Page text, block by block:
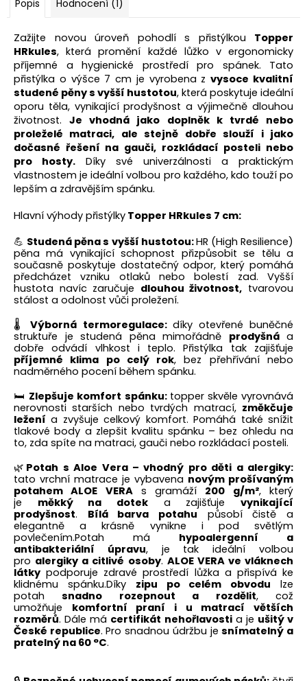
Popis Hodnocení (1)
Zažijte novou úroveň pohodlí s přistýlkou Topper
HRkules, která promění každé lůžko v ergonomicky
příjemné a hygienické prostředí pro spánek. Tato
přistýlka o výšce 7 cm je vyrobena zvysoce kvalitní
studené pěny s vyšší hustotou, která poskytuje ideální
oporu těla, vynikající prodyšnost a výjimečně dlouhou
životnost.Je vhodná jako doplněk k tvrdé nebo
proleželé matraci, ale stejně dobře slouží i jako
dočasné řešení na gauči, rozkládací posteli nebo
pro hosty. Díky své univerzálnosti a praktickým
vlastnostem je ideální volbou pro každého, kdo touží po
lepším a zdravějším spánku.
Hlavní výhody přistýlky Topper HRkules 7 cm:
💪 Studená pěna s vyšší hustotou:HR (High Resilience)
pěna má vynikající schopnost přizpůsobit se tělu a
současně poskytuje dostatečný odpor, který pomáhá
předcházet vzniku otlaků nebo bolestí zad. Vyšší
hustota navíc zaručuje dlouhou životnost, tvarovou
stálost a odolnost vůči proležení.
🌡️Výborná termoregulace: díky otevřené buněčné
struktuře je studená pěna mimořádně prodyšnáa
dobře odvádí vlhkost i teplo. Přistýlka tak zajišťuje
příjemné klima po celý rok, bez přehřívání nebo
nadměrného pocení během spánku.
🛏️ Zlepšuje komfort spánku: topper skvěle vyrovnává
nerovnosti starších nebo tvrdých matrací, změkčuje
ležení a zvyšuje celkový komfort. Pomáhá také snížit
tlakové body a zlepšit kvalitu spánku – bez ohledu na
to, zda spíte na matraci, gauči nebo rozkládací posteli.
🌿 Potah s Aloe Vera – vhodný pro děti a alergiky:
tato vrchní matrace je vybavena novým prošívaným
potahem ALOE VERAs gramáží 200 g/m², který
je měkký na dotek a zajišťujevynikající
prodyšnost. Bílá barva potahu působí čistě a
elegantně a krásně vynikne i pod světlým
povlečením.Potah má hypoalergenní a
antibakteriální úpravu, je tak ideální volbou
pro alergiky a citlivé osoby. ALOE VERA ve vláknech
látky podporuje zdravé prostředí lůžka a přispívá ke
klidnému spánku.Díky zipu po celém obvodu lze
potahsnadno rozepnout a rozdělit, což
umožňuje komfortní praní i u matrací větších
rozměrů. Dále má certifikát nehořlavostia je ušitý v
České republice. Pro snadnou údržbu jesnímatelný a
pratelný na 60 °C.